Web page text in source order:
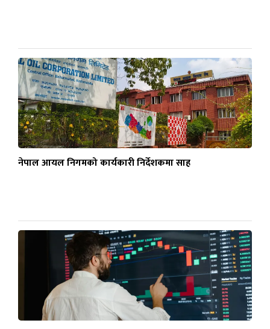
नेपाल आयल निगमको कार्यकारी निर्देशकमा साह